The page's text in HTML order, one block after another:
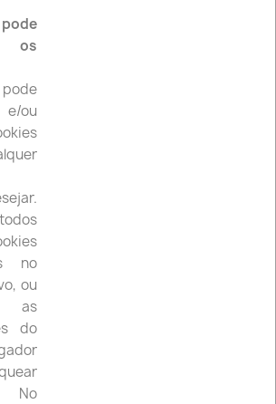
EMGO Esquerdo...
Frontal Lateral Dta....
os
ou
no
ou
as
do
No